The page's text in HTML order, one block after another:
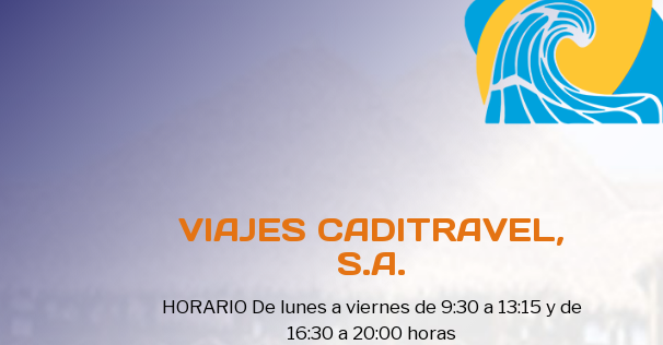
VIAJES CADITRAVEL,
S.A.
HORARIO De lunes a viernes de 9:30 a 13:15 y de
16:30 a 20:00 horas